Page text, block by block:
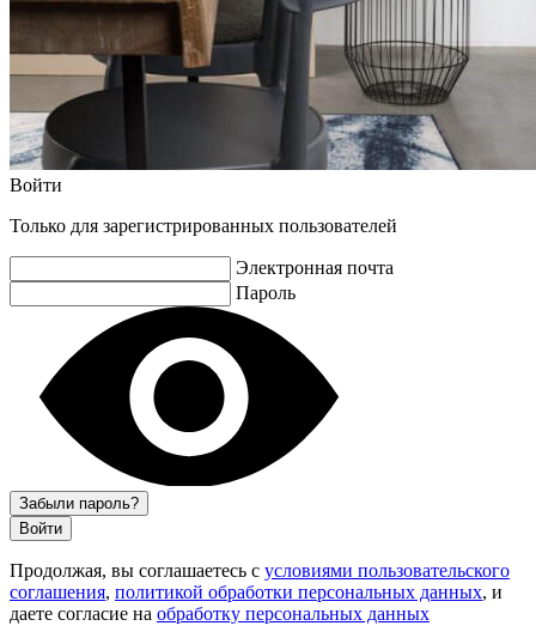
Войти
Только для зарегистрированных пользователей
Электронная почта
Пароль
Забыли пароль?
Войти
Продолжая, вы соглашаетесь с условиями пользовательского
соглашения, политикой обработки персональных данных, и
даете согласие на обработку персональных данных